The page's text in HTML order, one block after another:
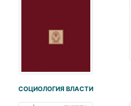
СОЦИОЛОГИЯ ВЛАСТИ